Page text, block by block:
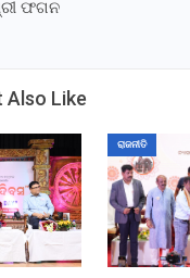
ଫଗନ
Also Like
ରାଜନୀତି